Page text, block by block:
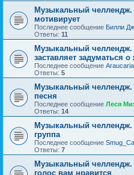
Музыкальный челлендж.
мотивирует
Последнее сообщение Билли
Ответы: 11
Музыкальный челлендж.
заставляет задуматься о
Последнее сообщение Araucaria
Ответы: 5
Музыкальный челлендж.
песня
Последнее сообщение Леся
Ответы: 14
Музыкальный
группа
Последнее сообщение
Ответы: 7
Музыкальный челлендж.
голос вам нравится